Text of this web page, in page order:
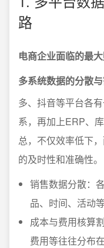
路
电商企业面临的最
多系统数据的分散
多、抖音等平台各
系，再加上ERP、
总，不仅效率低下
的及时性和准确性。
销售数据分散：
品、时间、活动
成本与费用核算
费用等往往分布